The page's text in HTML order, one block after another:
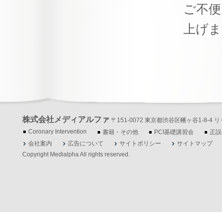
ご不
上げ
株式会社メディアルファ 〒151-0072 東京都渋谷区幡ヶ谷1-8-4
Coronary Intervention
書籍・その他 PCI基礎講習会
正
会社案内
広告について サイトポリシー
サイトマップ
Copyright Medialpha All rights reserved.